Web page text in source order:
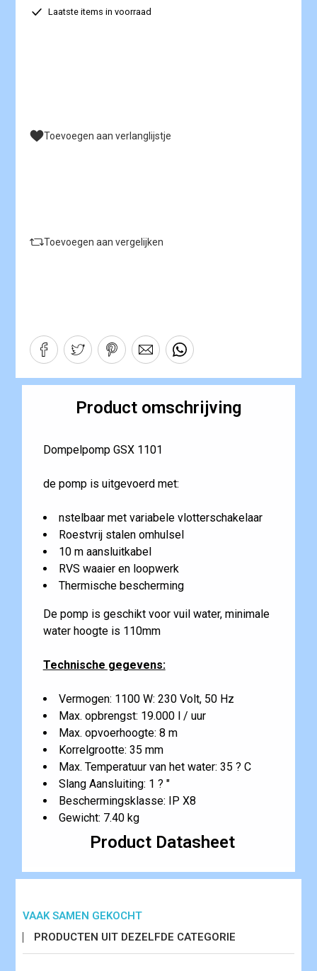
Laatste items in voorraad
Toevoegen aan verlanglijstje
Toevoegen aan vergelijken
Product omschrijving
Dompelpomp GSX 1101
de pomp is uitgevoerd met:
nstelbaar met variabele vlotterschakelaar
Roestvrij stalen omhulsel
10 m aansluitkabel
RVS waaier en loopwerk
Thermische bescherming
De pomp is geschikt voor vuil water, minimale
water hoogte is 110mm
Technische gegevens:
Vermogen: 1100 W: 230 Volt, 50 Hz
Max. opbrengst: 19.000 l / uur
Max. opvoerhoogte: 8 m
Korrelgrootte: 35 mm
Max. Temperatuur van het water: 35 ? C
Slang Aansluiting: 1 ? "
Beschermingsklasse: IP X8
Gewicht: 7.40 kg
Product Datasheet
VAAK SAMEN GEKOCHT
PRODUCTEN UIT DEZELFDE CATEGORIE